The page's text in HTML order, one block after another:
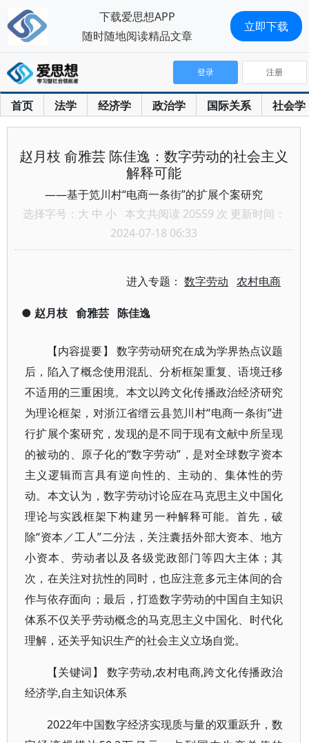
首页 法学 经济学 政治学 国际关系 社会学
登录 注册
赵月枝 俞雅芸 陈佳逸：数字劳动的社会主义
解释可能
——基于笕川村“电商一条街”的扩展个案研究
选择字号： 大 中 小 本文共阅读 20559 次 更新时间：
2024-07-18 06:33
进入专题：数字劳动 农村电商
● 赵月枝 俞雅芸 陈佳逸
【内容提要】 数字劳动研究在成为学界热点议题
后，陷入了概念使用混乱、分析框架重复、语境迁移
不适用的三重困境。本文以跨文化传播政治经济研究
为理论框架，对浙江省缙云县笕川村“电商一条街”进
行扩展个案研究，发现的是不同于现有文献中所呈现
的被动的、原子化的“数字劳动”，是对全球数字资本
主义逻辑而言具有逆向性的、主动的、集体性的劳
动。本文认为，数字劳动讨论应在马克思主义中国化
理论与实践框架下构建另一种解释可能。首先，破
除“资本／工人”二分法，关注囊括外部大资本、地方
小资本、劳动者以及各级党政部门等四大主体；其
次，在关注对抗性的同时，也应注意多元主体间的合
作与依存面向；最后，打造数字劳动的中国自主知识
体系不仅关乎劳动概念的马克思主义中国化、时代化
理解，还关乎知识生产的社会主义立场自觉。
【关键词】 数字劳动,农村电商,跨文化传播政治
经济学,自主知识体系
2022年中国数字经济实现质与量的双重跃升，数
下载爱思想APP
随时随地阅读精品文章
立即下载